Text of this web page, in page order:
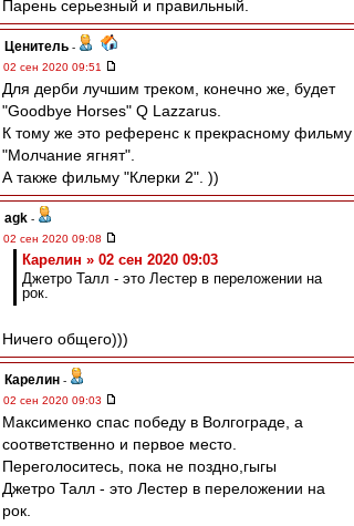
Парень серьезный и правильный.
Ценитель -
02 сен 2020 09:51
Для дерби лучшим треком, конечно же, будет
"Goodbye Horses" Q Lazzarus.
К тому же это референс к прекрасному фильму
"Молчание ягнят".
А также фильму "Клерки 2". ))
agk -
02 сен 2020 09:08
Карелин » 02 сен 2020 09:03
Джетро Талл - это Лестер в переложении на
рок.
Ничего общего)))
Карелин -
02 сен 2020 09:03
Максименко спас победу в Волгограде, а
соответственно и первое место.
Переголоситесь, пока не поздно,гыгы
Джетро Талл - это Лестер в переложении на
рок.